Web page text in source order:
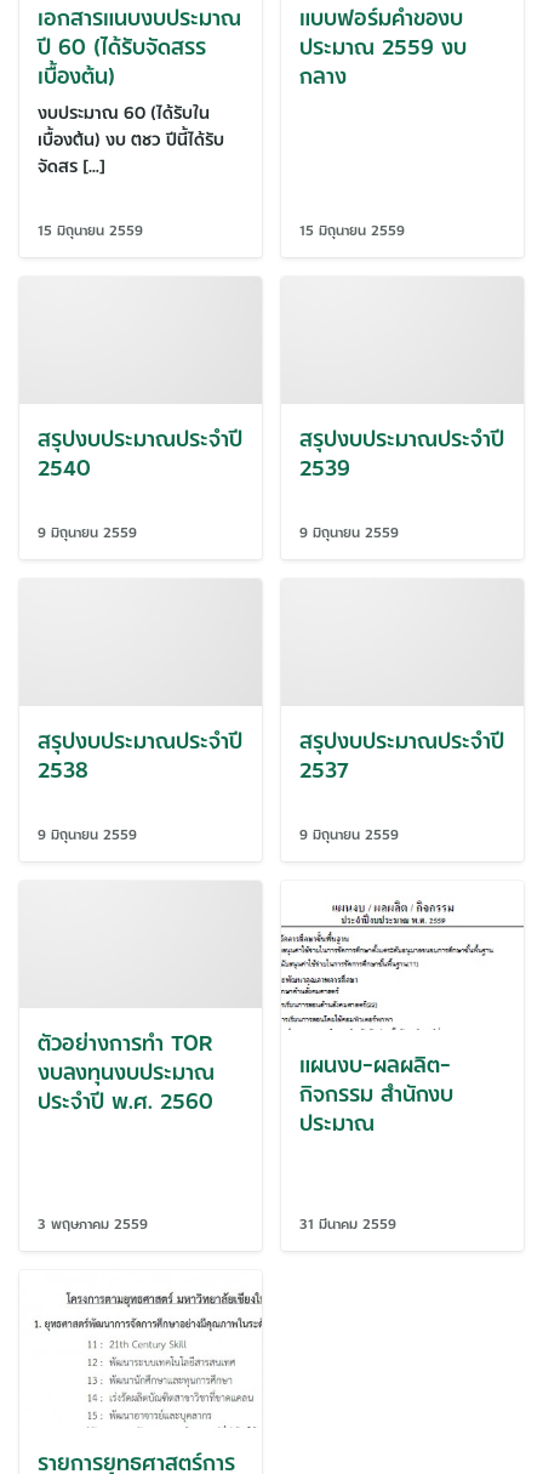
เอกสารแนบงบประมาณ
ปี 60 (ได้รับจัดสรร
เบื้องต้น)
งบประมาณ 60 (ได้รับใน
เบื้องต้น) งบ ตชว ปีนี้ได้รับ
จัดสร […]
15 มิถุนายน 2559
แบบฟอร์มคำของบ
ประมาณ 2559 งบ
กลาง
15 มิถุนายน 2559
สรุปงบประมาณประจำปี
2540
9 มิถุนายน 2559
สรุปงบประมาณประจำปี
2539
9 มิถุนายน 2559
สรุปงบประมาณประจำปี
2538
9 มิถุนายน 2559
สรุปงบประมาณประจำปี
2537
9 มิถุนายน 2559
ตัวอย่างการทำ TOR
งบลงทุนงบประมาณ
ประจำปี พ.ศ. 2560
3 พฤษภาคม 2559
แผนงบ-ผลผลิต-
กิจกรรม สำนักงบ
ประมาณ
31 มีนาคม 2559
รายการยุทธศาสตร์การ